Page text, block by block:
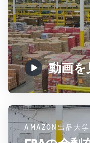
動画を
AMAZON出品大学